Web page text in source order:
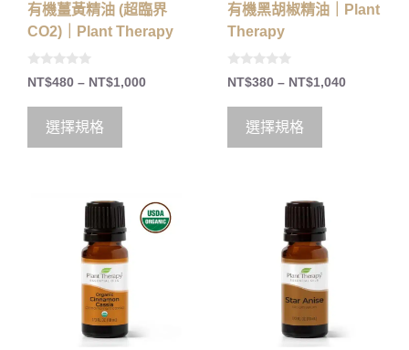
有機薑黃精油 (超臨界
CO2)｜Plant Therapy
0
o
5
NT$480 – NT$1,000
選擇規格
有機黑胡椒精油｜Plant
Therapy
0
o
5
NT$380 – NT$1,040
選擇規格